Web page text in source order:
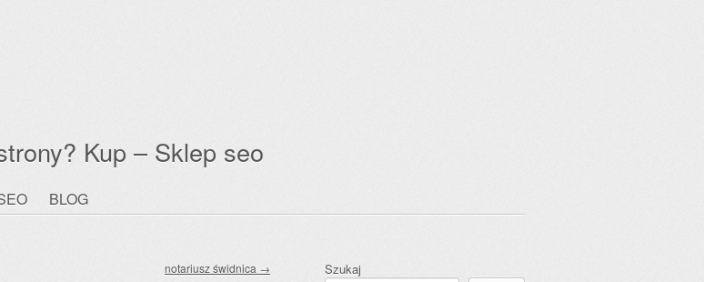
Kup – Sklep seo
BLOG
notariusz świdnica → Szukaj